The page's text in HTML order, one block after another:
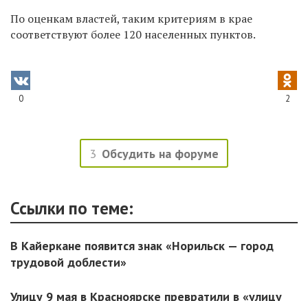
По оценкам властей, таким критериям в крае
соответствуют более 120 населенных пунктов.
0 2
3 Обсудить на форуме
Ссылки по теме:
В Кайеркане появится знак «Норильск — город
трудовой доблести»
Улицу 9 мая в Красноярске превратили в «улицу